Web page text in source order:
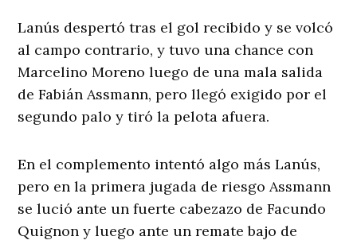
Lanús despertó tras el gol recibido y se volcó
al campo contrario, y tuvo una chance con
Marcelino Moreno luego de una mala salida
de Fabián Assmann, pero llegó exigido por el
segundo palo y tiró la pelota afuera.
En el complemento intentó algo más Lanús,
pero en la primera jugada de riesgo Assmann
se lució ante un fuerte cabezazo de Facundo
Quignon y luego ante un remate bajo de